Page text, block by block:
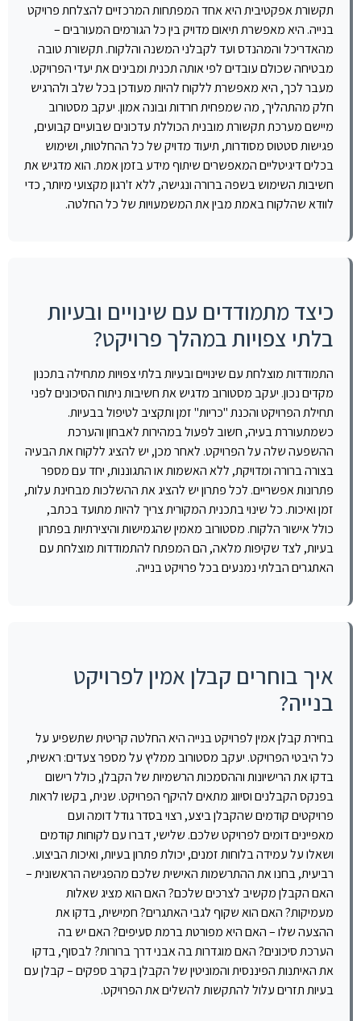
תקשורת אפקטיבית היא אחד המפתחות המרכזיים להצלחת פרויקט
בנייה. היא מאפשרת תיאום מדויק בין כל הגורמים המעורבים –
מהאדריכל והמהנדס ועד לקבלני המשנה והלקוח. תקשורת טובה
מבטיחה שכולם עובדים לפי אותה תכנית ומבינים את יעדי הפרויקט.
מעבר לכך, היא מאפשרת ללקוח להיות מעודכן בכל שלב ולהרגיש
חלק מהתהליך, מה שמפחית חרדות ובונה אמון. יעקב מסטורוב
מיישם מערכת תקשורת מובנית הכוללת עדכונים שבועיים קבועים,
פגישות סטטוס מסודרות, תיעוד מדויק של כל ההחלטות, ושימוש
בכלים דיגיטליים המאפשרים שיתוף מידע בזמן אמת. הוא מדגיש את
חשיבות השימוש בשפה ברורה ונגישה, ללא ז'רגון מקצועי מיותר, כדי
לוודא שהלקוח באמת מבין את המשמעויות של כל החלטה.
כיצד מתמודדים עם שינויים ובעיות
בלתי צפויות במהלך פרויקט?
התמודדות מוצלחת עם שינויים ובעיות בלתי צפויות מתחילה בתכנון
מקדים נכון. יעקב מסטורוב מדגיש את חשיבות ניתוח הסיכונים לפני
תחילת הפרויקט והכנת "כריות" זמן ותקציב לטיפול בבעיות.
כשמתעוררת בעיה, חשוב לפעול במהירות לאבחון והערכת
ההשפעה שלה על הפרויקט. לאחר מכן, יש להציג ללקוח את הבעיה
בצורה ברורה ומדויקת, ללא האשמות או התגוננות, יחד עם מספר
פתרונות אפשריים. לכל פתרון יש להציג את ההשלכות מבחינת עלות,
זמן ואיכות. כל שינוי בתכנית המקורית צריך להיות מתועד בכתב,
כולל אישור הלקוח. מסטורוב מאמין שהגמישות והיצירתיות בפתרון
בעיות, לצד שקיפות מלאה, הם המפתח להתמודדות מוצלחת עם
האתגרים הבלתי נמנעים בכל פרויקט בנייה.
איך בוחרים קבלן אמין לפרויקט
בנייה?
בחירת קבלן אמין לפרויקט בנייה היא החלטה קריטית שתשפיע על
כל היבטי הפרויקט. יעקב מסטורוב ממליץ על מספר צעדים: ראשית,
בדקו את הרישיונות וההסמכות הרשמיות של הקבלן, כולל רישום
בפנקס הקבלנים וסיווג מתאים להיקף הפרויקט. שנית, בקשו לראות
פרויקטים קודמים שהקבלן ביצע, רצוי בסדר גודל דומה ועם
מאפיינים דומים לפרויקט שלכם. שלישי, דברו עם לקוחות קודמים
ושאלו על עמידה בלוחות זמנים, יכולת פתרון בעיות, ואיכות הביצוע.
רביעית, בחנו את ההתרשמות האישית שלכם מהפגישה הראשונית –
האם הקבלן מקשיב לצרכים שלכם? האם הוא מציג שאלות
מעמיקות? האם הוא שקוף לגבי האתגרים? חמישית, בדקו את
ההצעה שלו – האם היא מפורטת ברמת סעיפים? האם יש בה
הערכת סיכונים? האם מוגדרות בה אבני דרך ברורות? לבסוף, בדקו
את האיתנות הפיננסית והמוניטין של הקבלן בקרב ספקים – קבלן עם
בעיות תזרים עלול להתקשות להשלים את הפרויקט.